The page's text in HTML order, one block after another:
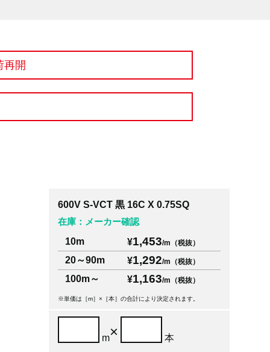
再開
600V S-VCT 黒 16C X 0.75SQ
在庫：メーカー確認
10m
¥1,453/m（税抜）
20～90m ¥1,292/m（税抜）
100m～ ¥1,163/m（税抜）
※単価は［m］×［本］の合計により決定されます。
m× 本